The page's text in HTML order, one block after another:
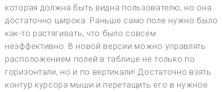
которая должна быть видна пользователю, но она
достаточно широка. Раньше само поле нужно было
как-то растягивать, что было совсем
неэффективно. В новой версии можно управлять
расположением полей в таблице не только по
горизонтали, но и по вертикали! Достаточно взять
контур курсора мыши и перетащить его в нужное